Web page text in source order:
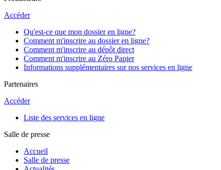
Accéder
Qu'est-ce que mon dossier en ligne?
Comment m'inscrire au dossier en ligne?
Comment m'inscrire au dépôt direct
Comment m'inscrire au Zéro Papier
Informations supplémentaires sur nos services en ligne
Partenaires
Accéder
Liste des services en ligne
Salle de presse
Accueil
Salle de presse